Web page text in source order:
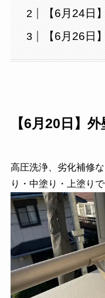
【6月24日
【6月26日
【6月20日】
高圧洗浄、劣化補修
り・中塗り・上塗り